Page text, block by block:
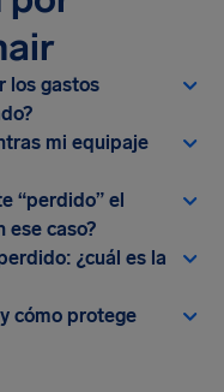
los gastos
mi equipaje
“perdido” el
ese caso?
¿cuál es la
cómo protege